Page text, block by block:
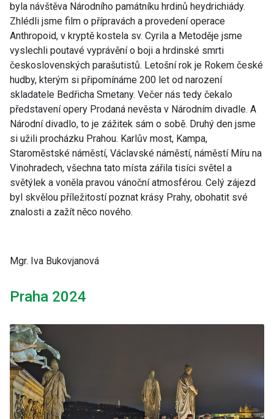
byla návštěva Národního památníku hrdinů heydrichiády.
Zhlédli jsme film o přípravách a provedení operace
Anthropoid, v kryptě kostela sv. Cyrila a Metoděje jsme
vyslechli poutavé vyprávění o boji a hrdinské smrti
československých parašutistů. Letošní rok je Rokem české
hudby, kterým si připomínáme 200 let od narození
skladatele Bedřicha Smetany. Večer nás tedy čekalo
představení opery Prodaná nevěsta v Národním divadle. A
Národní divadlo, to je zážitek sám o sobě. Druhý den jsme
si užili procházku Prahou. Karlův most, Kampa,
Staroměstské náměstí, Václavské náměstí, náměstí Míru na
Vinohradech, všechna tato místa zářila tisíci světel a
světýlek a voněla pravou vánoční atmosférou. Celý zájezd
byl skvělou příležitostí poznat krásy Prahy, obohatit své
znalosti a zažít něco nového.
Mgr. Iva Bukovjanová
Praha 2024